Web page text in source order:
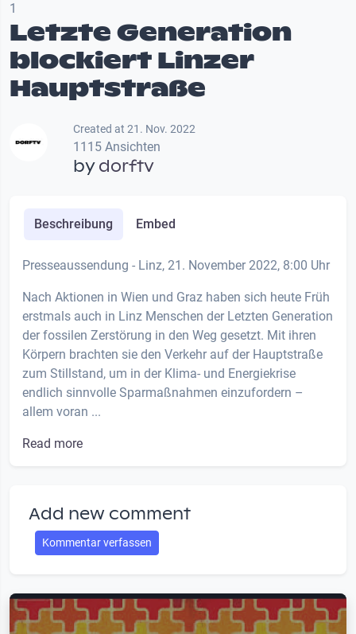
1
Letzte Generation
blockiert Linzer
Hauptstraße
Created at 21. Nov. 2022
1115 Ansichten
bydorftv
Beschreibung Embed
Presseaussendung - Linz, 21. November 2022, 8:00 Uhr
Nach Aktionen in Wien und Graz haben sich heute Früh
erstmals auch in Linz Menschen der Letzten Generation
der fossilen Zerstörung in den Weg gesetzt. Mit ihren
Körpern brachten sie den Verkehr auf der Hauptstraße
zum Stillstand, um in der Klima- und Energiekrise
endlich sinnvolle Sparmaßnahmen einzufordern –
allem voran ...
Read more
Add new comment
Kommentar verfassen